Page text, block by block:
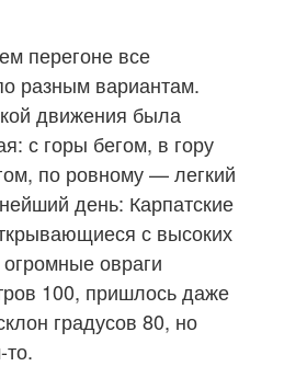
перегоне все
разным вариантам.
движения была
с горы бегом, в гору
по ровному — легкий
день: Карпатские
с высоких
огромные овраги
100, пришлось даже
градусов 80, но
то.